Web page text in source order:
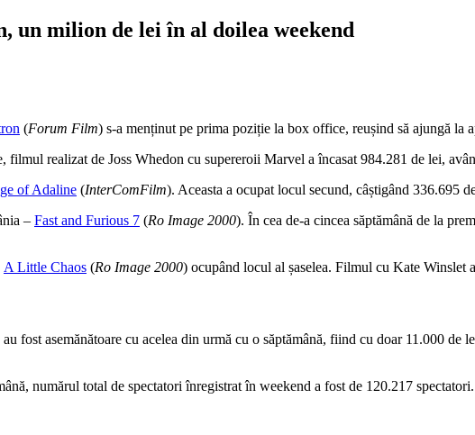
un milion de lei în al doilea weekend
(Forum Film) s-a menținut pe prima poziție la box office, reușind să ajungă la
filmul realizat de Joss Whedon cu supereroii Marvel a încasat 984.281 de lei,
of Adaline (InterComFilm). Aceasta a ocupat locul secund, câștigând 336.695
– Fast and Furious 7 (Ro Image 2000). În cea de-a cincea săptămână de la
A Little Chaos (Ro Image 2000) ocupând locul al șaselea. Filmul cu Kate Winslet
fost asemănătoare cu acelea din urmă cu o săptămână, fiind cu doar 11.000
numărul total de spectatori înregistrat în weekend a fost de 120.217 spectatori.